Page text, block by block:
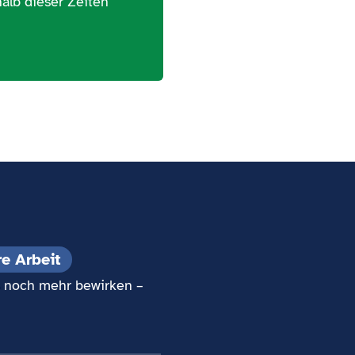
Arbeit
mehr bewirken –